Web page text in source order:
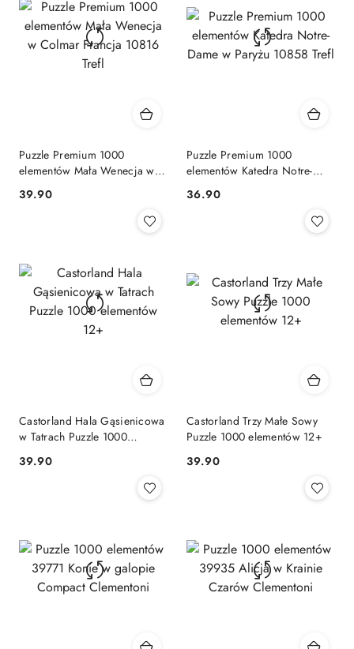
Puzzle Premium 1000
elementów Mała Wenecja w
Cena:
39.90
Puzzle Premium 1000
elementów Katedra Notre-
Cena:
36.90
Castorland Hala Gąsienicowa
w Tatrach Puzzle 1000
Cena:
39.90
Castorland Trzy Małe Sowy
Puzzle 1000 elementów 12+
Cena:
39.90